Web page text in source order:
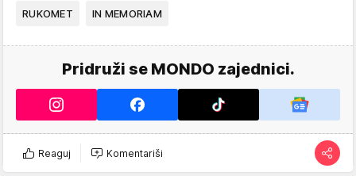
RUKOMET IN MEMORIAM
Pridruži se MONDO zajednici.
Reaguj Komentariši